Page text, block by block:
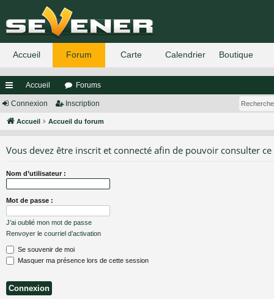
ac
co
s
Accueil Forums
Connexion Inscription
Accueil Accueil du forum
Vous devez être inscrit et connecté afin de pouvoir consulter
Nom d’utilisateur :
Mot de passe :
J’ai oublié mon mot de passe
Renvoyer le courriel d’activation
Se souvenir de moi
Masquer ma présence lors de cette session